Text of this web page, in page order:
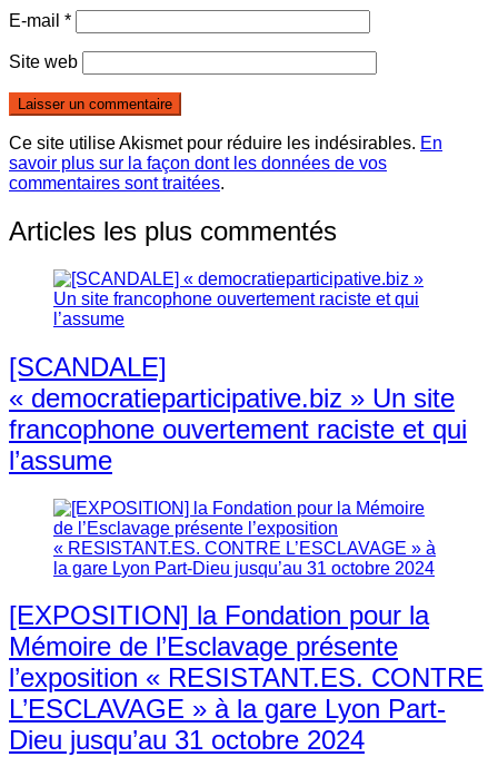
E-mail *
Site web
Ce site utilise Akismet pour réduire les indésirables. En
savoir plus sur la façon dont les données de vos
commentaires sont traitées.
Articles les plus commentés
[SCANDALE]
« democratieparticipative.biz » Un site
francophone ouvertement raciste et qui
l’assume
[EXPOSITION] la Fondation pour la
Mémoire de l’Esclavage présente
l’exposition « RESISTANT.ES. CONTRE
L’ESCLAVAGE » à la gare Lyon Part-
Dieu jusqu’au 31 octobre 2024